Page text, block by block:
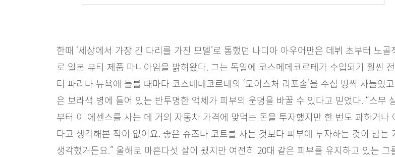
한때 ‘세상에서 가장 긴 다리를 가진 모델’로 통했던 나디아 아우어만은 데뷔 초부터 노골
로 일본 뷰티 제품 마니아임을 밝혀왔다. 그는 독일에 코스메데코르테가 수입되기 훨씬
터 파리나 뉴욕에 들를 때마다 코스메데코르테의 ‘모이스처 리포솜’을 수십 병씩 사들였
은 보라색 병에 들어 있는 반투명한 액체가 피부의 운명을 바꿀 수 있다고 믿었다. “스무
부터 이 에센스를 사는 데 거의 자동차 가격에 맞먹는 돈을 투자했지만 한 번도 과하거나
다고 생각해본 적이 없어요. 좋은 슈즈나 코트를 사는 것보다 피부에 투자하는 것이 남는
생각했거든요.” 올해로 마흔다섯 살이 됐지만 여전히 20대 같은 피부를 유지하고 있는 그